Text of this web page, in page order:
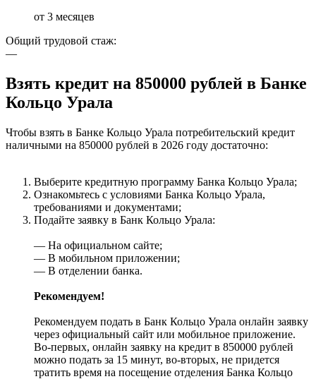
от 3 месяцев
Общий трудовой стаж:
—
Взять кредит на 850000 рублей в Банке
Кольцо Урала
Чтобы взять в Банке Кольцо Урала потребительский кредит
наличными на 850000 рублей в 2026 году достаточно:
Выберите кредитную программу Банка Кольцо Урала;
Ознакомьтесь с условиями Банка Кольцо Урала,
требованиями и документами;
Подайте заявку в Банк Кольцо Урала:
— На официальном сайте;
— В мобильном приложении;
— В отделении банка.
Рекомендуем!
Рекомендуем подать в Банк Кольцо Урала онлайн заявку
через официальный сайт или мобильное приложение.
Во-первых, онлайн заявку на кредит в 850000 рублей
можно подать за 15 минут, во-вторых, не придется
тратить время на посещение отделения Банка Кольцо